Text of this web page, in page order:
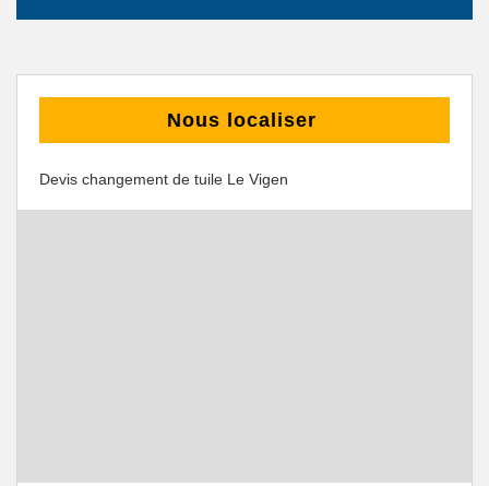
Nous localiser
Devis changement de tuile Le Vigen